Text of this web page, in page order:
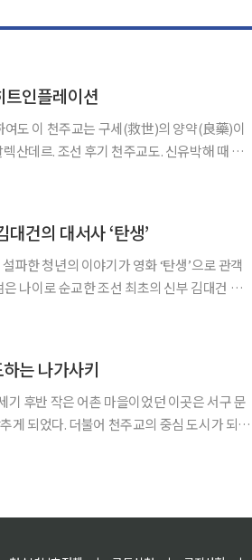
인플레이션
건의 대서사 ‘탄생’
파한 청년의 이야기가 영화 ‘탄생’으로 관객
나이로 순교한 조선 최초의 신부 김대건 안
는 나가사키
후반 작은 어촌 마을이었던 이곳은 서구 문
게 되었다. 더불어 천주교의 중심 도시가 되었